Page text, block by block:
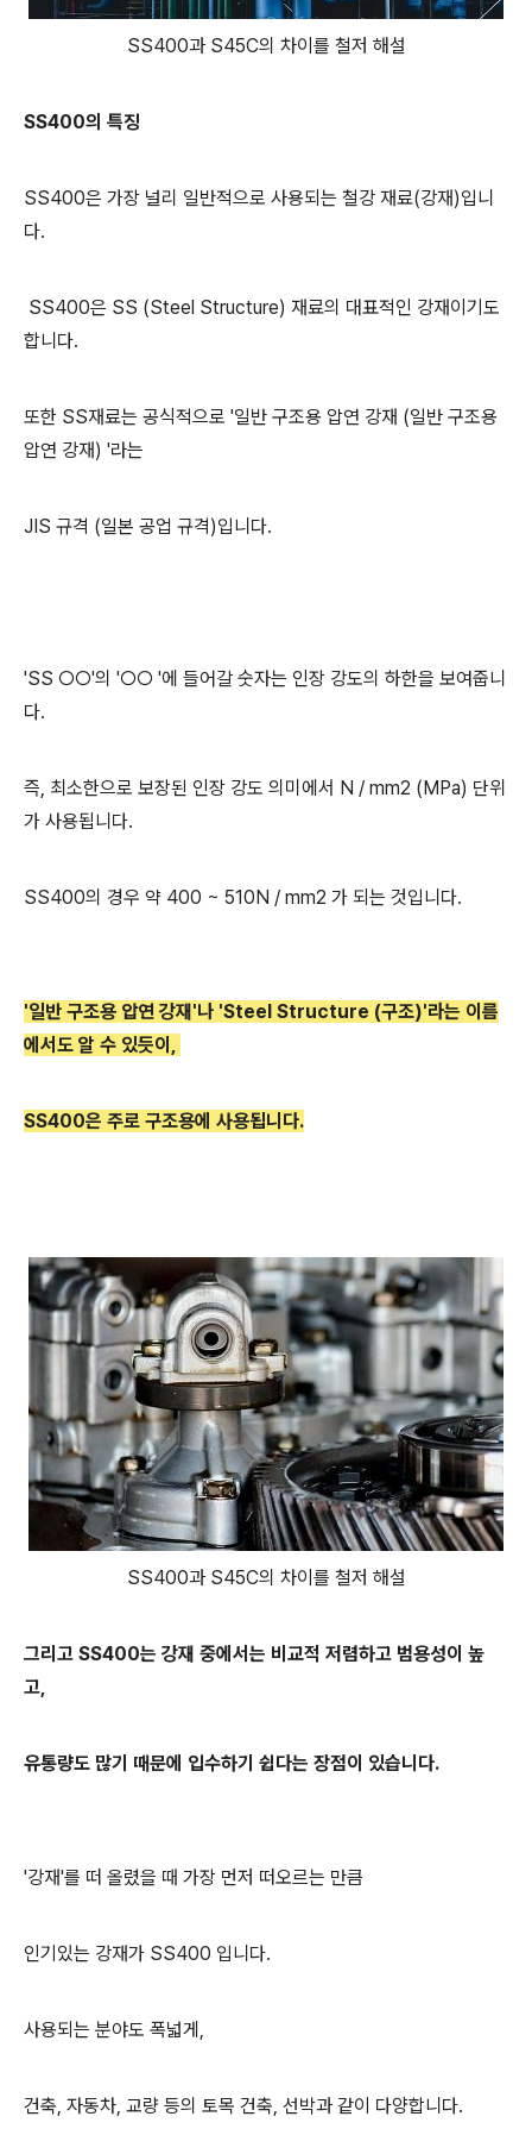
SS400과 S45C의 차이를 철저 해설
SS400의 특징
SS400은 가장 널리 일반적으로 사용되는 철강 재료(강재)입니
다.
SS400은 SS (Steel Structure) 재료의 대표적인 강재이기도
합니다.
또한 SS재료는 공식적으로 '일반 구조용 압연 강재 (일반 구조용
압연 강재) '라는
JIS 규격 (일본 공업 규격)입니다.
'SS ○○'의 '○○ '에 들어갈 숫자는 인장 강도의 하한을 보여줍니
다.
즉, 최소한으로 보장된 인장 강도 의미에서 N / mm2 (MPa) 단위
가 사용됩니다.
SS400의 경우 약 400 ~ 510N / mm2 가 되는 것입니다.
'일반 구조용 압연 강재'나 'Steel Structure (구조)'라는 이름
에서도 알 수 있듯이,
SS400은 주로 구조용에 사용됩니다.
SS400과 S45C의 차이를 철저 해설
그리고 SS400는 강재 중에서는 비교적 저렴하고 범용성이 높
고,
유통량도 많기 때문에 입수하기 쉽다는 장점이 있습니다.
'강재'를 떠 올렸을 때 가장 먼저 떠오르는 만큼
인기있는 강재가 SS400 입니다.
사용되는 분야도 폭넓게,
건축, 자동차, 교량 등의 토목 건축, 선박과 같이 다양합니다.